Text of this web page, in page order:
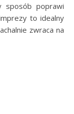
sposób poprawi
to idealny
zwraca na